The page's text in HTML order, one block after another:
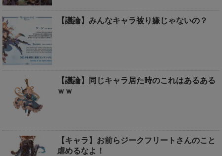
【議論】みんなキャラ被り嫌じゃないの？
【議論】同じキャラ居た時のこれはあるある
ｗｗ
【キャラ】お前らジークフリートさんのこと
虐めるなよ！